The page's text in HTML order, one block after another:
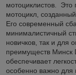
мотоциклистов. Это
мотоцикл,
Его современный
минималистичный
новичков, так и для
преимуществ Минск
обеспечивает
особенно важно для